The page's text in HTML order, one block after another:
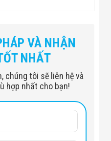
VÀ NHẬN
NHẤT
chúng tôi sẽ liên hệ và
hợp nhất cho bạn!